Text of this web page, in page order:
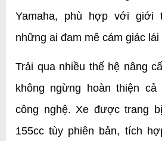
Yamaha, phù hợp với giới
những ai đam mê cảm giác
Trải qua nhiều thế hệ nâng
không ngừng hoàn thiện
công nghệ. Xe được trang
155cc tùy phiên bản, tích